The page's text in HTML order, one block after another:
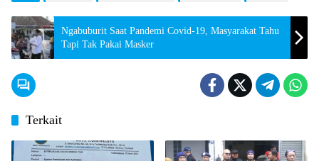
Ngabuburit Saat Pandemi Covid-19, Masyarakat Tahu
Tapi Tak Pakai Masker
Terkait